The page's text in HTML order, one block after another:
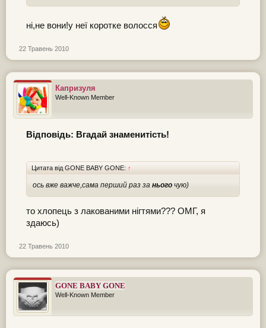
ні,не вони!у неї коротке волосся
22 Травень 2010
Капризуля
Well-Known Member
Відповідь: Вгадай знаменитість!
Цитата від GONE BABY GONE: ↑
ось вже важче,сама перший раз за нього чую)
то хлопець з лакованими нігтями??? ОМГ, я
здаюсь)
22 Травень 2010
GONE BABY GONE
Well-Known Member